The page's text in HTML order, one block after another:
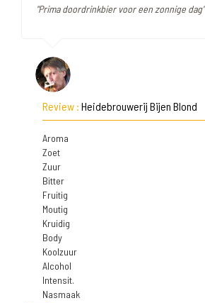
"Prima doordrinkbier voor een zonnige dag"
Review : Heidebrouwerij Bijen Blond
Aroma
Zoet
Zuur
Bitter
Fruitig
Moutig
Kruidig
Body
Koolzuur
Alcohol
Intensit.
Nasmaak